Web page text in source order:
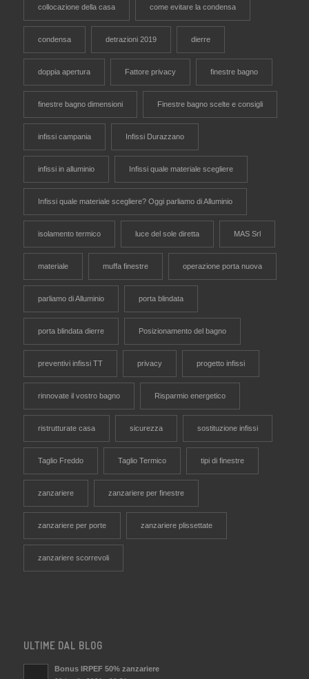
collocazione della casa come evitare la condensa
condensa detrazioni 2019 dierre
doppia apertura Fattore privacy finestre bagno
finestre bagno dimensioni Finestre bagno scelte e consigli
infissi campania Infissi Durazzano
infissi in alluminio Infissi quale materiale scegliere
Infissi quale materiale scegliere? Oggi parliamo di Alluminio
isolamento termico luce del sole diretta MAS Srl
materiale muffa finestre operazione porta nuova
parliamo di Alluminio porta blindata
porta blindata dierre Posizionamento del bagno
preventivi infissi TT privacy progetto infissi
rinnovate il vostro bagno Risparmio energetico
ristrutturate casa sicurezza sostituzione infissi
Taglio Freddo Taglio Termico tipi di finestre
zanzariere zanzariere per finestre
zanzariere per porte zanzariere plissettate
zanzariere scorrevoli
ULTIME DAL BLOG
Bonus IRPEF 50% zanzariere